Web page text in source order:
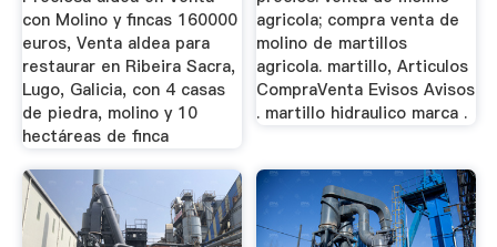
con Molino y fincas 160000
euros, Venta aldea para
restaurar en Ribeira Sacra,
Lugo, Galicia, con 4 casas
de piedra, molino y 10
hectáreas de finca
agricola; compra venta de
molino de martillos
agricola. martillo, Articulos
CompraVenta Evisos Avisos
. martillo hidraulico marca .